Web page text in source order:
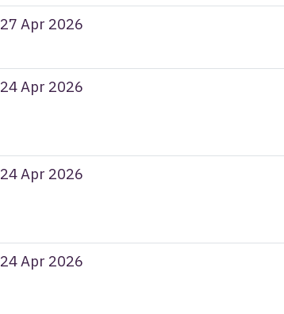
27 Apr 2026
24 Apr 2026
24 Apr 2026
24 Apr 2026